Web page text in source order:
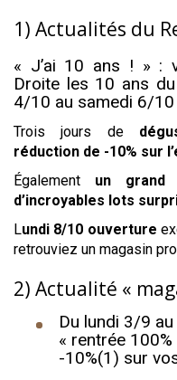
1) Actualités du
« J’ai 10 ans ! » :
Droite les 10 ans
4/10 au samedi 6/10
Trois jours de
réduction de -10% sur
Également un grand
d’incroyables lots
Lundi 8/10 ouverture
retrouviez un magasin
2) Actualité «
Du lundi 3/9
« rentrée
-10%(1) sur